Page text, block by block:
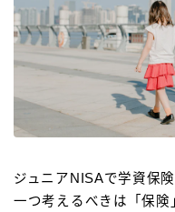
ジュニアNISAで学資保
一つ考えるべきは「保険